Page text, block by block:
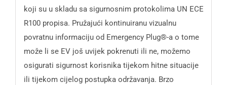
koji su u skladu sa sigurnosnim protokolima UN ECE
R100 propisa. Pružajući kontinuiranu vizualnu
povratnu informaciju od Emergency Plug®-a o tome
može li se EV još uvijek pokrenuti ili ne, možemo
osigurati sigurnost korisnika tijekom hitne situacije
ili tijekom cijelog postupka održavanja. Brzo